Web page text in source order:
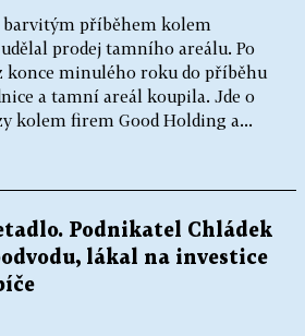
barvitým příběhem kolem
prodej tamního areálu. Po
konce minulého roku do příběhu
a tamní areál koupila. Jde o
kolem firem Good Holding a...
Podnikatel Chládek
lákal na investice